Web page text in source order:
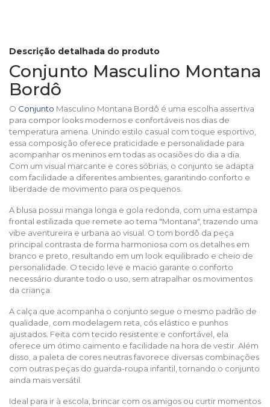
Descrição detalhada do produto
Conjunto Masculino Montana
Bordô
O Conjunto Masculino Montana Bordô é uma escolha assertiva
para compor looks modernos e confortáveis nos dias de
temperatura amena. Unindo estilo casual com toque esportivo,
essa composição oferece praticidade e personalidade para
acompanhar os meninos em todas as ocasiões do dia a dia.
Com um visual marcante e cores sóbrias, o conjunto se adapta
com facilidade a diferentes ambientes, garantindo conforto e
liberdade de movimento para os pequenos.
A blusa possui manga longa e gola redonda, com uma estampa
frontal estilizada que remete ao tema "Montana", trazendo uma
vibe aventureira e urbana ao visual. O tom bordô da peça
principal contrasta de forma harmoniosa com os detalhes em
branco e preto, resultando em um look equilibrado e cheio de
personalidade. O tecido leve e macio garante o conforto
necessário durante todo o uso, sem atrapalhar os movimentos
da criança.
A calça que acompanha o conjunto segue o mesmo padrão de
qualidade, com modelagem reta, cós elástico e punhos
ajustados. Feita com tecido resistente e confortável, ela
oferece um ótimo caimento e facilidade na hora de vestir. Além
disso, a paleta de cores neutras favorece diversas combinações
com outras peças do guarda-roupa infantil, tornando o conjunto
ainda mais versátil.
Ideal para ir à escola, brincar com os amigos ou curtir momentos